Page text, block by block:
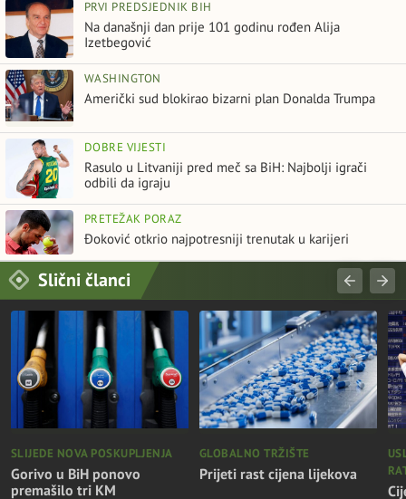
PRVI PREDSJEDNIK BIH
Na današnji dan prije 101 godinu rođen Alija
Izetbegović
WASHINGTON
Američki sud blokirao bizarni plan Donalda Trumpa
DOBRE VIJESTI
Rasulo u Litvaniji pred meč sa BiH: Najbolji igrači
odbili da igraju
PRETEŽAK PORAZ
Đoković otkrio najpotresniji trenutak u karijeri
Slični članci
SLIJEDE NOVA POSKUPLJENJA
Gorivo u BiH ponovo
premašilo tri KM
GLOBALNO TRŽIŠTE
Prijeti rast cijena lijekova